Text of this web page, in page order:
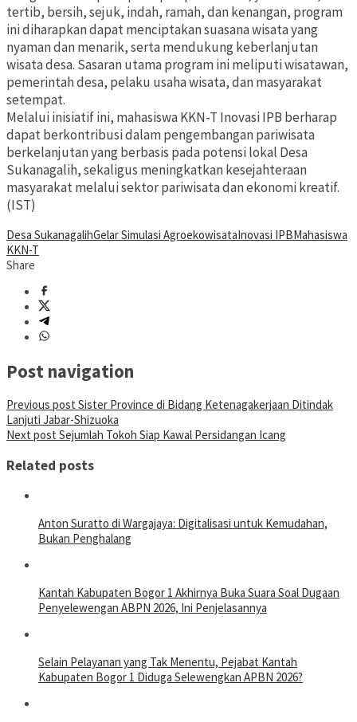
tertib, bersih, sejuk, indah, ramah, dan kenangan, program
ini diharapkan dapat menciptakan suasana wisata yang
nyaman dan menarik, serta mendukung keberlanjutan
wisata desa. Sasaran utama program ini meliputi wisatawan,
pemerintah desa, pelaku usaha wisata, dan masyarakat
setempat.
Melalui inisiatif ini, mahasiswa KKN-T Inovasi IPB berharap
dapat berkontribusi dalam pengembangan pariwisata
berkelanjutan yang berbasis pada potensi lokal Desa
Sukanagalih, sekaligus meningkatkan kesejahteraan
masyarakat melalui sektor pariwisata dan ekonomi kreatif.
(IST)
Desa SukanagalihGelar Simulasi AgroekowisataInovasi IPBMahasiswa
KKN-T
Share
Post navigation
Previous post Sister Province di Bidang Ketenagakerjaan Ditindak
Lanjuti Jabar-Shizuoka
Next post Sejumlah Tokoh Siap Kawal Persidangan Icang
Related posts
Anton Suratto di Wargajaya: Digitalisasi untuk Kemudahan,
Bukan Penghalang
Kantah Kabupaten Bogor 1 Akhirnya Buka Suara Soal Dugaan
Penyelewengan ABPN 2026, Ini Penjelasannya
Selain Pelayanan yang Tak Menentu, Pejabat Kantah
Kabupaten Bogor 1 Diduga Selewengkan APBN 2026?